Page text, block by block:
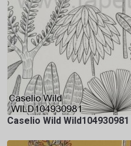
Caselio Wild Wild104930981